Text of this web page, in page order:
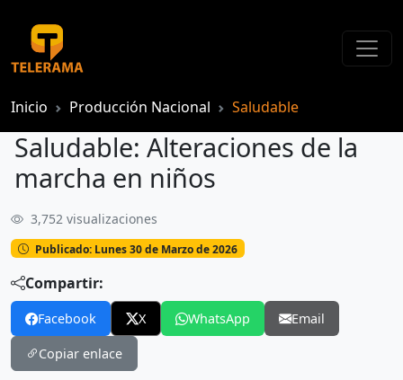
Inicio Producción Nacional Saludable
Saludable: Alteraciones de la
marcha en niños
Saludable: Alteraciones de la marcha en niños
3,752 visualizaciones
Publicado: Lunes 30 de Marzo de 2026
Compartir:
Facebook X WhatsApp Email
Copiar enlace